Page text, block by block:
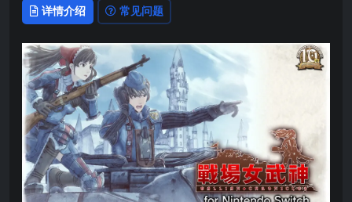
详情介绍 常见问题